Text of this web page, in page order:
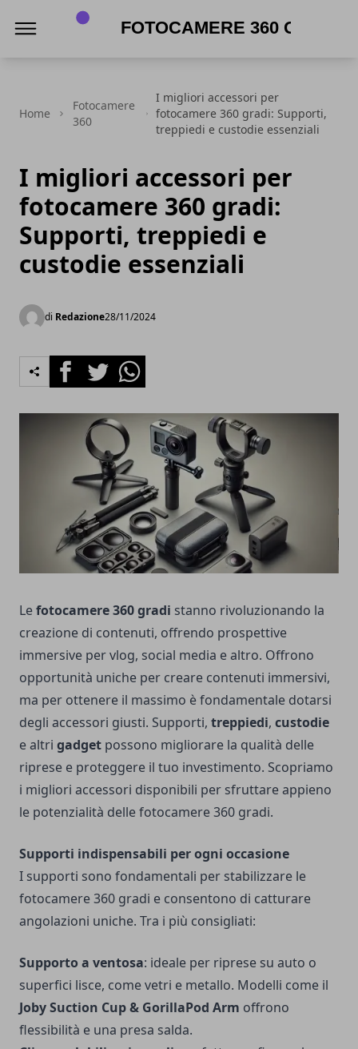
Home
Fotocamere
360
I migliori accessori per
fotocamere 360 gradi: Supporti,
treppiedi e custodie essenziali
I migliori accessori per
fotocamere 360 gradi:
Supporti, treppiedi e
custodie essenziali
di Redazione28/11/2024
FacebookTwitterWhatsapp
Lefotocamere 360 gradi stanno rivoluzionando la
creazione di contenuti, offrendo prospettive
immersive per vlog, social media e altro. Offrono
opportunità uniche per creare contenuti immersivi,
ma per ottenere il massimo è fondamentale dotarsi
degli accessori giusti. Supporti, treppiedi, custodie
e altri gadget possono migliorare la qualità delle
riprese e proteggere il tuo investimento. Scopriamo
i migliori accessori disponibili per sfruttare appieno
le potenzialità delle fotocamere 360 gradi.
Supporti indispensabili per ogni occasione
I supporti sono fondamentali per stabilizzare le
fotocamere 360 gradi e consentono di catturare
angolazioni uniche. Tra i più consigliati:
Supporto a ventosa: ideale per riprese su auto o
superfici lisce, come vetri e metallo. Modelli come il
Joby Suction Cup & GorillaPod Arm offrono
flessibilità e una presa salda.